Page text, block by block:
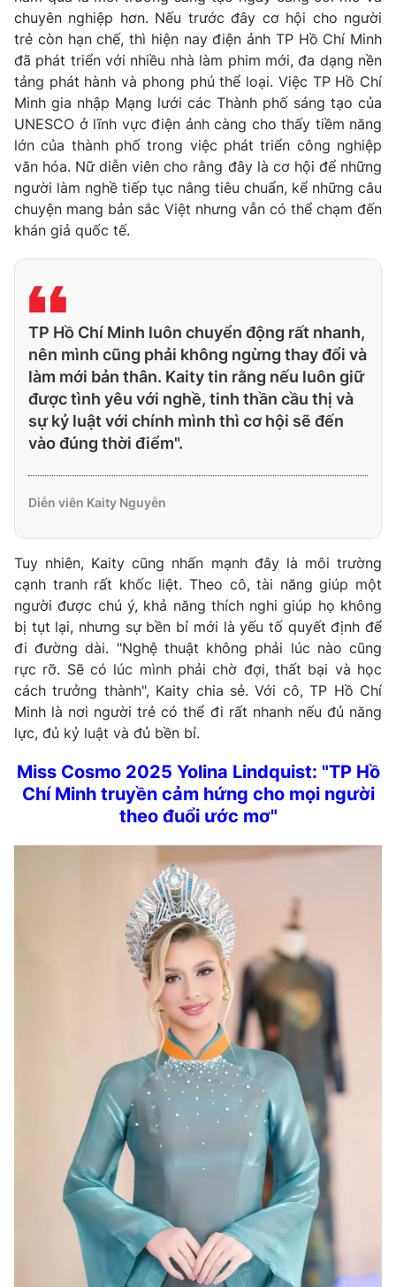
chuyên nghiệp hơn. Nếu trước đây cơ hội cho người
trẻ còn hạn chế, thì hiện nay điện ảnh TP Hồ Chí Minh
đã phát triển với nhiều nhà làm phim mới, đa dạng nền
tảng phát hành và phong phú thể loại. Việc TP Hồ Chí
Minh gia nhập Mạng lưới các Thành phố sáng tạo của
UNESCO ở lĩnh vực điện ảnh càng cho thấy tiềm năng
lớn của thành phố trong việc phát triển công nghiệp
văn hóa. Nữ diễn viên cho rằng đây là cơ hội để những
người làm nghề tiếp tục nâng tiêu chuẩn, kể những câu
chuyện mang bản sắc Việt nhưng vẫn có thể chạm đến
khán giả quốc tế.
TP Hồ Chí Minh luôn chuyển động rất nhanh,
nên mình cũng phải không ngừng thay đổi và
làm mới bản thân. Kaity tin rằng nếu luôn giữ
được tình yêu với nghề, tinh thần cầu thị và
sự kỷ luật với chính mình thì cơ hội sẽ đến
vào đúng thời điểm".
Diễn viên Kaity Nguyễn
Tuy nhiên, Kaity cũng nhấn mạnh đây là môi trường
cạnh tranh rất khốc liệt. Theo cô, tài năng giúp một
người được chú ý, khả năng thích nghi giúp họ không
bị tụt lại, nhưng sự bền bỉ mới là yếu tố quyết định để
đi đường dài. "Nghệ thuật không phải lúc nào cũng
rực rỡ. Sẽ có lúc mình phải chờ đợi, thất bại và học
cách trưởng thành", Kaity chia sẻ. Với cô, TP Hồ Chí
Minh là nơi người trẻ có thể đi rất nhanh nếu đủ năng
lực, đủ kỷ luật và đủ bền bỉ.
Miss Cosmo 2025 Yolina Lindquist: "TP Hồ
Chí Minh truyền cảm hứng cho mọi người
theo đuổi ước mơ"